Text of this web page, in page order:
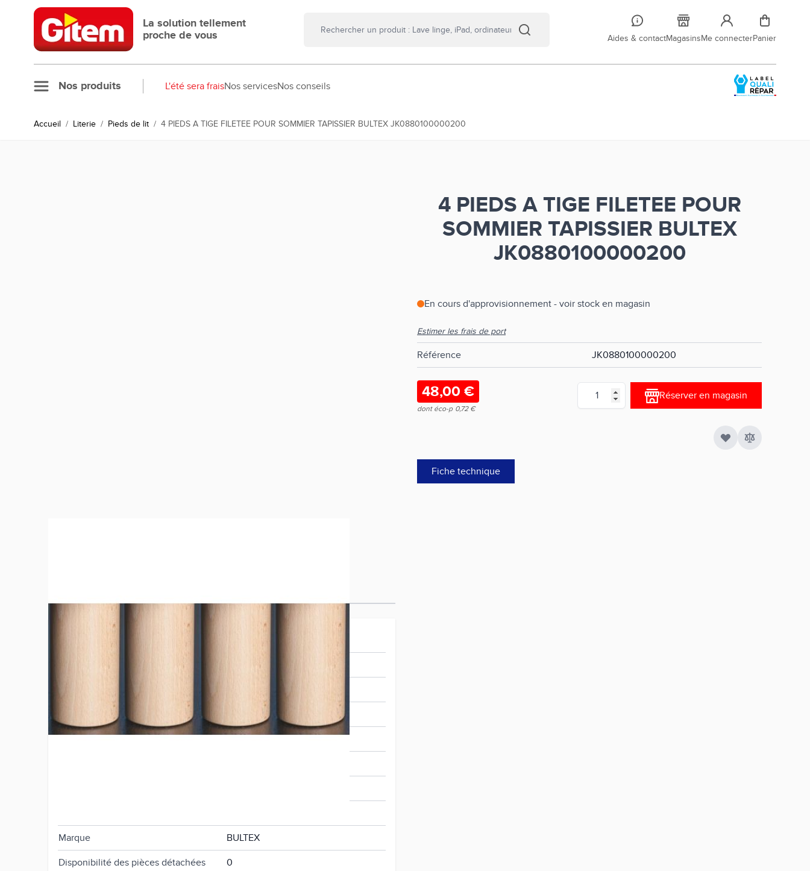
Allez au contenu
La solution tellement
proche de vous
Aides & contactMagasinsMe connecterPanier
Nos produits L'été sera fraisNos servicesNos conseils
Accueil / Literie / Pieds de lit / 4 PIEDS A TIGE FILETEE POUR SOMMIER TAPISSIER BULTEX JK0880100000200
4 PIEDS A TIGE FILETEE POUR
SOMMIER TAPISSIER BULTEX
JK0880100000200
En cours d'approvisionnement - voir stock en magasin
Estimer les frais de port
Référence JK0880100000200
48,00 €
dont éco-p 0,72 €
Quantité
Réserver en magasin
Fiche technique
Marque BULTEX
Disponibilité des pièces détachées 0